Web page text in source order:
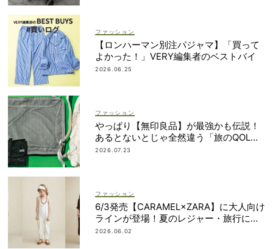
ファッション
【ロンハーマン別注パジャマ】「買って
よかった！」VERY編集者のベストバイ
2026.06.25
ファッション
やっぱり【無印良品】が最強かも伝説！
あるとないとじゃ全然違う「旅のQOL爆
上げアイテム」
2026.07.23
ファッション
6/3発売【CARAMEL×ZARA】に大人向け
ラインが登場！夏のレジャー・旅行にも
おすすめ
2026.06.02